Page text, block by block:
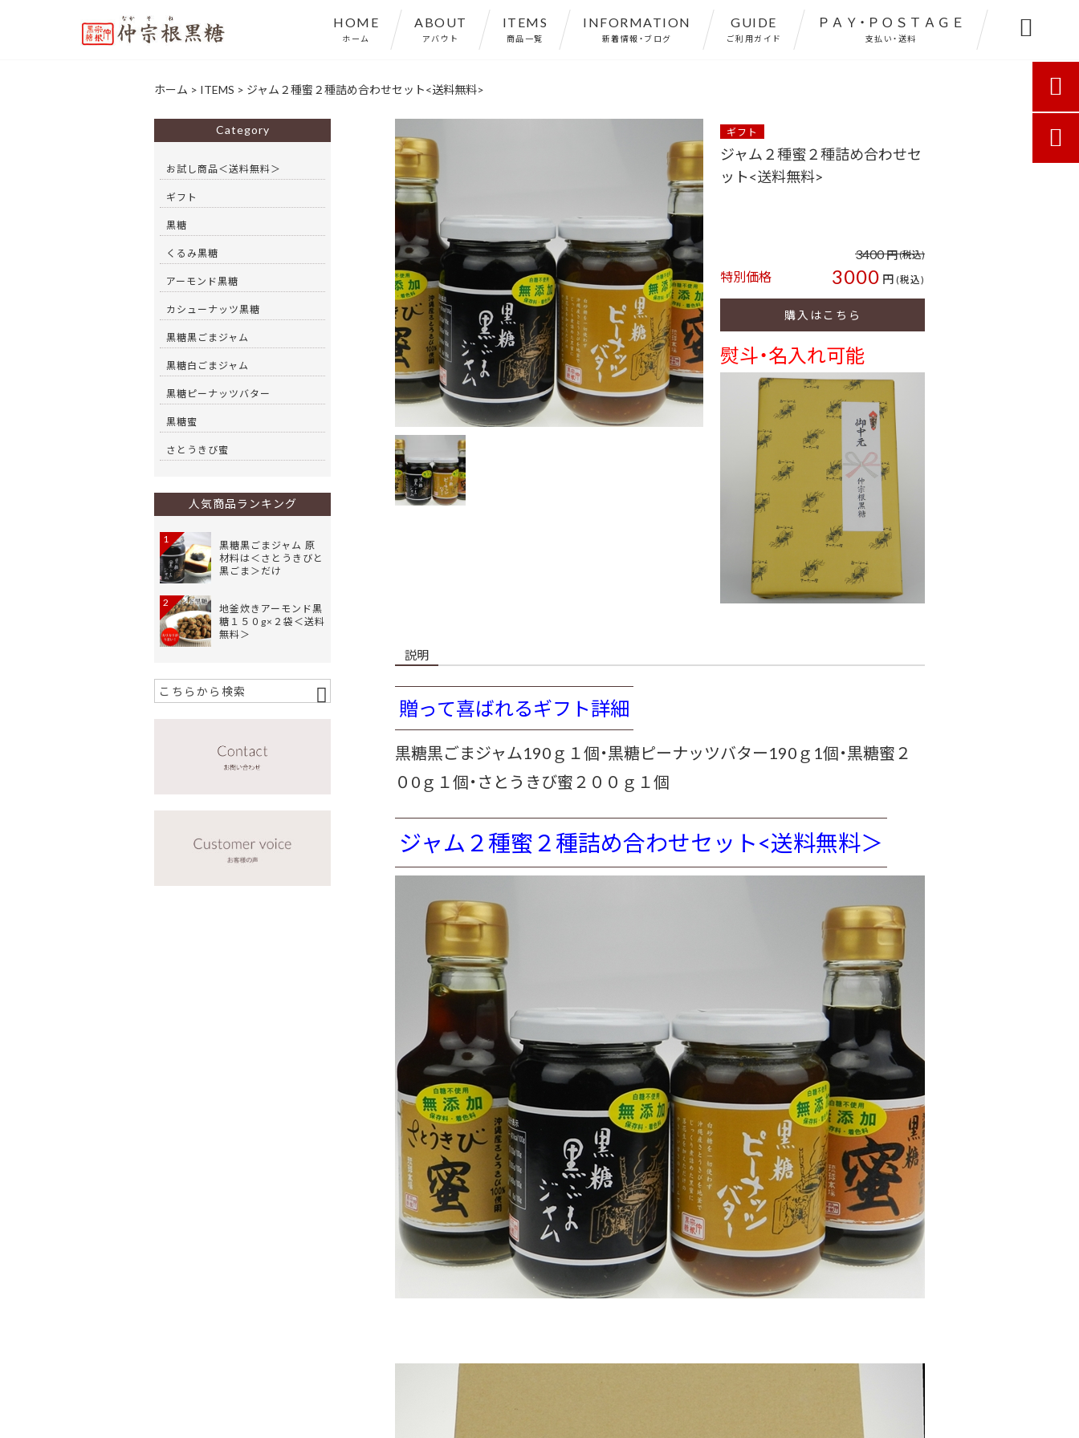
HOME
ホーム
ABOUT
アバウト
ITEMS
商品一覧
INFORMATION
新着情報・ブログ
GUIDE
ご利用ガイド
ＰＡＹ・ＰＯＳＴＡＧＥ
支払い・送料 
ホーム > ITEMS > ジャム２種蜜２種詰め合わせセット<送料無料>
ギフト
ジャム２種蜜２種詰め合わせセ
ット<送料無料>
特別価格 3000 円(税込)
3400円(税込)
購入はこちら
熨斗・名入れ可能
説明
贈って喜ばれるギフト詳細
黒糖黒ごまジャム190ｇ１個・黒糖ピーナッツバター190ｇ1個・黒糖蜜２
０0ｇ１個・さとうきび蜜２００ｇ１個
ジャム２種蜜２種詰め合わせセット<送料無料＞
Category
お試し商品＜送料無料＞
ギフト
黒糖
くるみ黒糖
アーモンド黒糖
カシューナッツ黒糖
黒糖黒ごまジャム
黒糖白ごまジャム
黒糖ピーナッツバター
黒糖蜜
さとうきび蜜
人気商品ランキング
黒糖黒ごまジャム 原
材料は＜さとうきびと
黒ごま＞だけ
1
地釜炊きアーモンド黒
糖１５０g×２袋＜送料
無料＞
2

